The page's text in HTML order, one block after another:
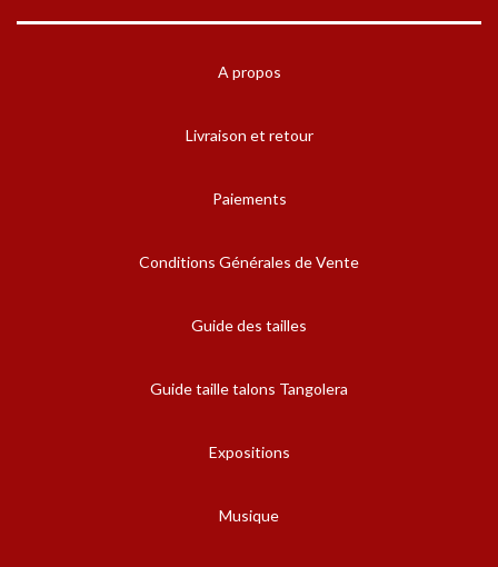
A propos
Livraison et retour
Paiements
Conditions Générales de Vente
Guide des tailles
Guide taille talons Tangolera
Expositions
Musique